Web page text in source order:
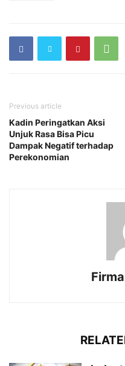
Previous article
Kadin Peringatkan Aksi
Unjuk Rasa Bisa Picu
Dampak Negatif terhadap
Perekonomian